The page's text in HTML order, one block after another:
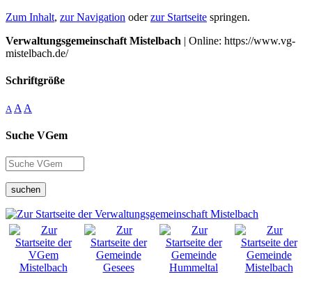
Zum Inhalt, zur Navigation oderzur Startseite springen.
Verwaltungsgemeinschaft Mistelbach | Online: https://www.vg-
mistelbach.de/
Schriftgröße
A A A
Suche VGem
suchen